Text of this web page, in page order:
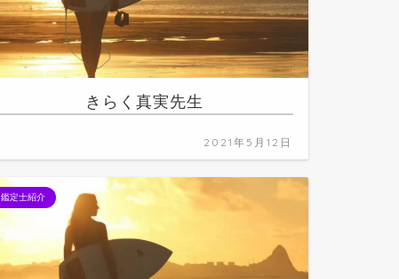
きらく真実先生
2021年5月12日
鑑定士紹介